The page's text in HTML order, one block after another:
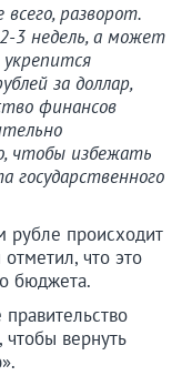
разворот.
3 недель, а может
за доллар,
финансов
чтобы избежать
государственного
рубле происходит
что это
бюджета.
вернуть